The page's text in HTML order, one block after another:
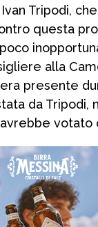
Tripodi,
questa
alla
presente
da Tripodi,
votato